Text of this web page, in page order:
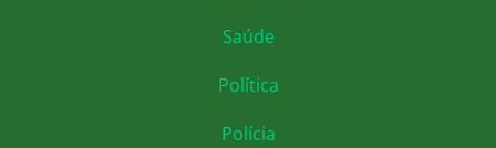
Saúde
Política
Polícia